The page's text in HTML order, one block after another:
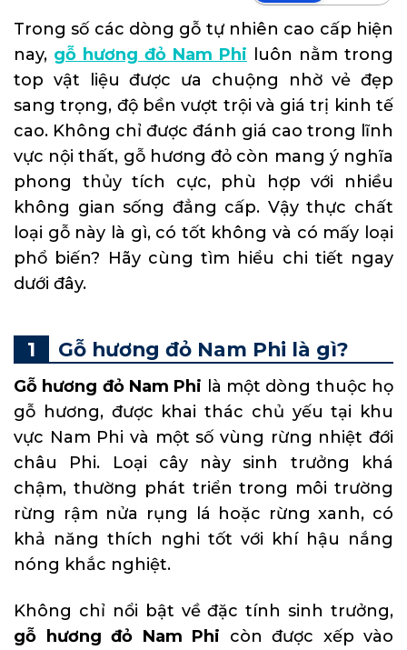
Trong số các dòng gỗ tự nhiên cao cấp hiện
nay, gỗ hương đỏ Nam Phi luôn nằm trong
top vật liệu được ưa chuộng nhờ vẻ đẹp
sang trọng, độ bền vượt trội và giá trị kinh tế
cao. Không chỉ được đánh giá cao trong lĩnh
vực nội thất, gỗ hương đỏ còn mang ý nghĩa
phong thủy tích cực, phù hợp với nhiều
không gian sống đẳng cấp. Vậy thực chất
loại gỗ này là gì, có tốt không và có mấy loại
phổ biến? Hãy cùng tìm hiểu chi tiết ngay
dưới đây.
Gỗ hương đỏ Nam Phi là gì?
Gỗ hương đỏ Nam Phi là một dòng thuộc họ
gỗ hương, được khai thác chủ yếu tại khu
vực Nam Phi và một số vùng rừng nhiệt đới
châu Phi. Loại cây này sinh trưởng khá
chậm, thường phát triển trong môi trường
rừng rậm nửa rụng lá hoặc rừng xanh, có
khả năng thích nghi tốt với khí hậu nắng
nóng khắc nghiệt.
Không chỉ nổi bật về đặc tính sinh trưởng,
gỗ hương đỏ Nam Phi còn được xếp vào